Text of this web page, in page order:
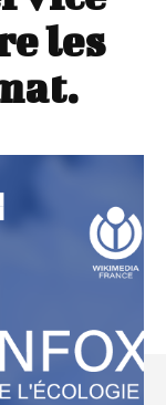
les